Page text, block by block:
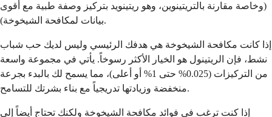
(وخاصة مقارنة بالتريتينوين، وهو ريتينويد بتركيز وصفة طبية مع أقوى
بيانات لمكافحة الشيخوخة).
إذا كانت مكافحة الشيخوخة هي هدفك الرئيسي وليس لديك حب شباب
نشط، فإن الريتينول هو الخيار الأكثر رسوخاً. يأتي في مجموعة واسعة
من التركيزات (0.025% حتى 1% أو أعلى)، مما يسمح لك بالبدء بجرعة
منخفضة وزيادتها تدريجياً مع بناء بشرتك للتسامح.
إذا كنت ترغب في فوائد مكافحة الشيخوخة ولكنك تحتاج أيضاً إلى